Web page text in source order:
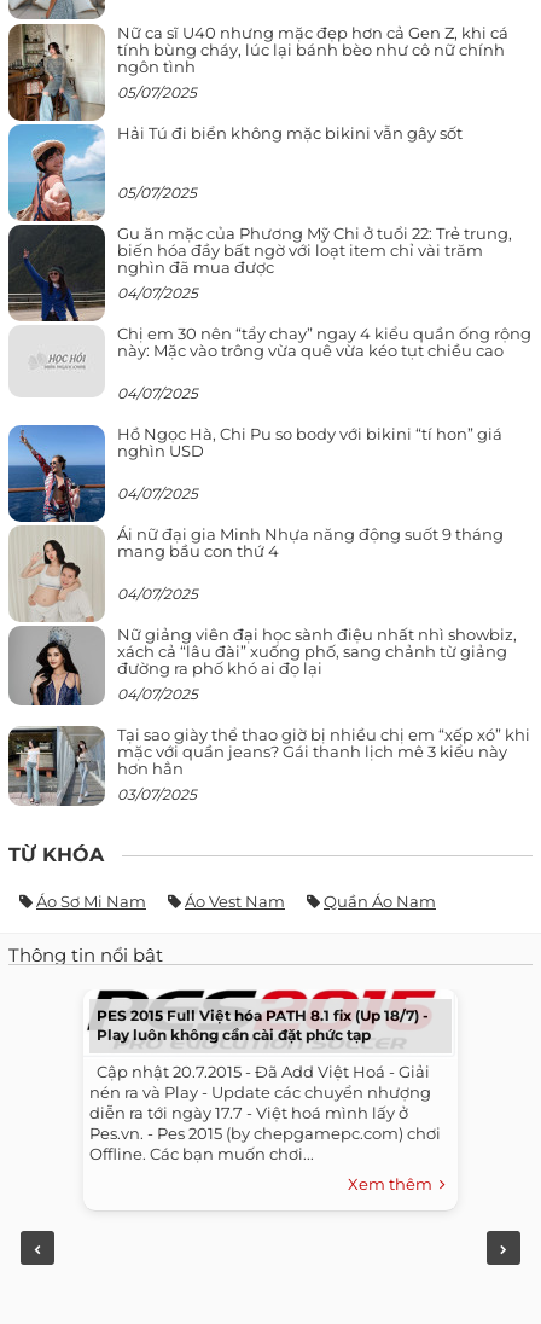
Nữ ca sĩ U40 nhưng mặc đẹp hơn cả Gen Z, khi cá
tính bùng cháy, lúc lại bánh bèo như cô nữ chính
ngôn tình
05/07/2025
Hải Tú đi biển không mặc bikini vẫn gây sốt
05/07/2025
Gu ăn mặc của Phương Mỹ Chi ở tuổi 22: Trẻ trung,
biến hóa đầy bất ngờ với loạt item chỉ vài trăm
nghìn đã mua được
04/07/2025
Chị em 30 nên “tẩy chay” ngay 4 kiểu quần ống rộng
này: Mặc vào trông vừa quê vừa kéo tụt chiều cao
04/07/2025
Hồ Ngọc Hà, Chi Pu so body với bikini “tí hon” giá
nghìn USD
04/07/2025
Ái nữ đại gia Minh Nhựa năng động suốt 9 tháng
mang bầu con thứ 4
04/07/2025
Nữ giảng viên đại học sành điệu nhất nhì showbiz,
xách cả “lâu đài” xuống phố, sang chảnh từ giảng
đường ra phố khó ai đọ lại
04/07/2025
Tại sao giày thể thao giờ bị nhiều chị em “xếp xó” khi
mặc với quần jeans? Gái thanh lịch mê 3 kiểu này
hơn hẳn
03/07/2025
TỪ KHÓA
Áo Sơ Mi Nam Áo Vest Nam Quần Áo Nam
Thông tin nổi bật
PES 2015 Full Việt hóa PATH 8.1 fix (Up 18/7) -
Play luôn không cần cài đặt phức tạp
​ ​ Cập nhật 20.7.2015 - Đã Add Việt Hoá - Giải
nén ra và Play - Update các chuyển nhượng
diễn ra tới ngày 17.7 - Việt hoá mình lấy ở
Pes.vn. - Pes 2015 (by chepgamepc.com) chơi
Offline. Các bạn muốn chơi...
Xem thêm